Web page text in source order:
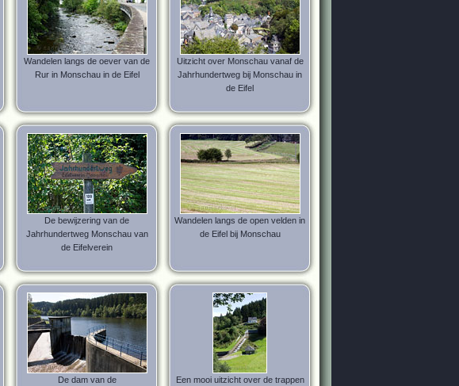
Wandelen langs de oever van de
Rur in Monschau in de Eifel
Uitzicht over Monschau vanaf de
Jahrhundertweg bij Monschau in
de Eifel
De bewijzering van de
Jahrhundertweg Monschau van
de Eifelverein
Wandelen langs de open velden in
de Eifel bij Monschau
De dam van de
Een mooi uitzicht over de trappen